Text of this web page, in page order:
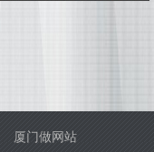
厦门做网站